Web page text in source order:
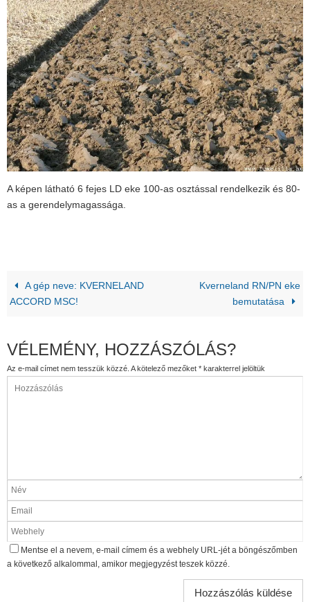
A képen látható 6 fejes LD eke 100-as osztással rendelkezik és 80-
as a gerendelymagassága.
A gép neve: KVERNELAND
ACCORD MSC!
Kverneland RN/PN eke
bemutatása
VÉLEMÉNY, HOZZÁSZÓLÁS?
Az e-mail címet nem tesszük közzé. A kötelező mezőket * karakterrel jelöltük
Mentse el a nevem, e-mail címem és a webhely URL-jét a böngészőmben
a következő alkalommal, amikor megjegyzést teszek közzé.